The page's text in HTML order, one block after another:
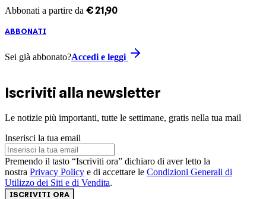
Abbonati a partire da €21,90
ABBONATI
Sei già abbonato?Accedi e leggi
Iscriviti alla newsletter
Le notizie più importanti, tutte le settimane, gratis nella tua mail
Inserisci la tua email
Premendo il tasto “Iscriviti ora” dichiaro di aver letto la
nostra Privacy Policy e di accettare le Condizioni Generali di
Utilizzo dei Siti e di Vendita.
ISCRIVITI ORA